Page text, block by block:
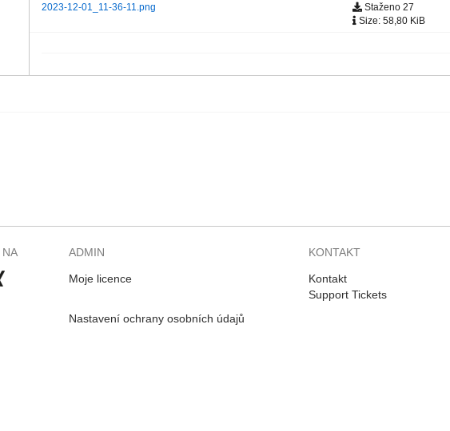
2023-12-01_11-36-11.png
Staženo 27
Size: 58,80 KiB
NA ADMIN
Moje licence
Nastavení ochrany osobních údajů
KONTAKT
Kontakt
Support Tickets